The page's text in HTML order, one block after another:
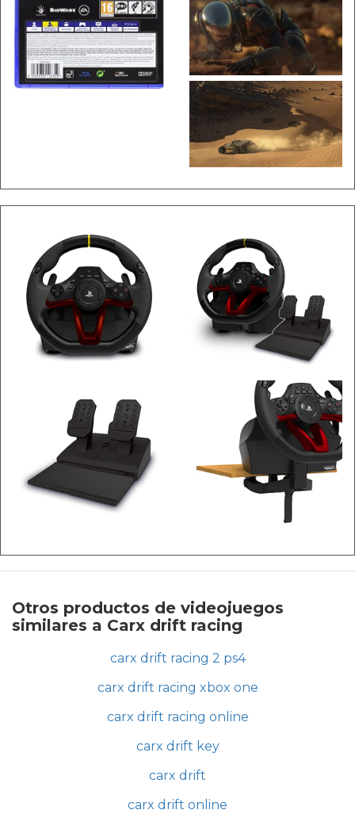
Otros productos de videojuegos
similares a Carx drift racing
carx drift racing 2 ps4
carx drift racing xbox one
carx drift racing online
carx drift key
carx drift
carx drift online